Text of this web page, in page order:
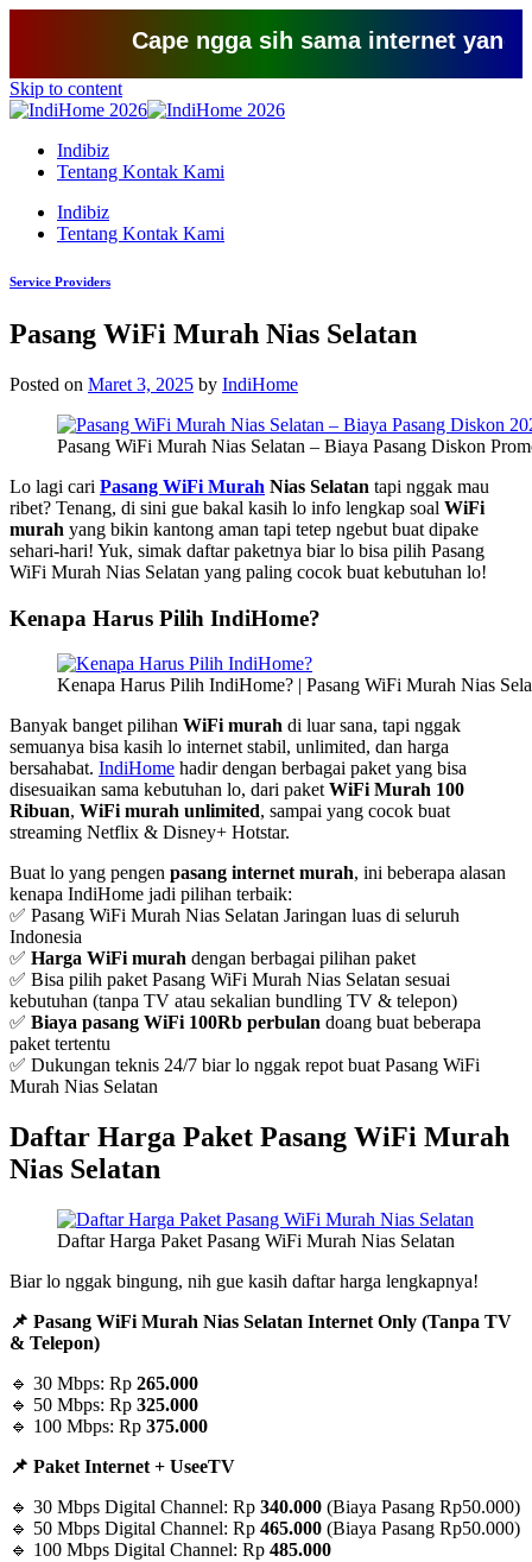
Cape ngga sih sama internet yang
Skip to content
Indibiz
Tentang Kontak Kami
Indibiz
Tentang Kontak Kami
Service Providers
Pasang WiFi Murah Nias Selatan
Posted on Maret 3, 2025 by IndiHome
Pasang WiFi Murah Nias Selatan – Biaya Pasang Diskon
Lo lagi cari Pasang WiFi Murah Nias Selatan tapi nggak mau
ribet? Tenang, di sini gue bakal kasih lo info lengkap soal WiFi
murah yang bikin kantong aman tapi tetep ngebut buat dipake
sehari-hari! Yuk, simak daftar paketnya biar lo bisa pilih Pasang
WiFi Murah Nias Selatan yang paling cocok buat kebutuhan lo!
Kenapa Harus Pilih IndiHome?
Kenapa Harus Pilih IndiHome? | Pasang WiFi Murah Nias
Banyak banget pilihan WiFi murah di luar sana, tapi nggak
semuanya bisa kasih lo internet stabil, unlimited, dan harga
bersahabat. IndiHome hadir dengan berbagai paket yang bisa
disesuaikan sama kebutuhan lo, dari paket WiFi Murah 100
Ribuan, WiFi murah unlimited, sampai yang cocok buat
streaming Netflix & Disney+ Hotstar.
Buat lo yang pengen pasang internet murah, ini beberapa alasan
kenapa IndiHome jadi pilihan terbaik:
✅ Pasang WiFi Murah Nias Selatan Jaringan luas di seluruh
Indonesia
✅ Harga WiFi murah dengan berbagai pilihan paket
✅ Bisa pilih paket Pasang WiFi Murah Nias Selatan sesuai
kebutuhan (tanpa TV atau sekalian bundling TV & telepon)
✅ Biaya pasang WiFi 100Rb perbulan doang buat beberapa
paket tertentu
✅ Dukungan teknis 24/7 biar lo nggak repot buat Pasang WiFi
Murah Nias Selatan
Daftar Harga Paket Pasang WiFi Murah
Nias Selatan
Daftar Harga Paket Pasang WiFi Murah Nias Selatan
Biar lo nggak bingung, nih gue kasih daftar harga lengkapnya!
📌 Pasang WiFi Murah Nias Selatan Internet Only (Tanpa TV
& Telepon)
🔹 30 Mbps: Rp 265.000
🔹 50 Mbps: Rp 325.000
🔹 100 Mbps: Rp 375.000
📌 Paket Internet + UseeTV
🔹 30 Mbps Digital Channel: Rp 340.000 (Biaya Pasang Rp50.000)
🔹 50 Mbps Digital Channel: Rp 465.000 (Biaya Pasang Rp50.000)
🔹 100 Mbps Digital Channel: Rp 485.000